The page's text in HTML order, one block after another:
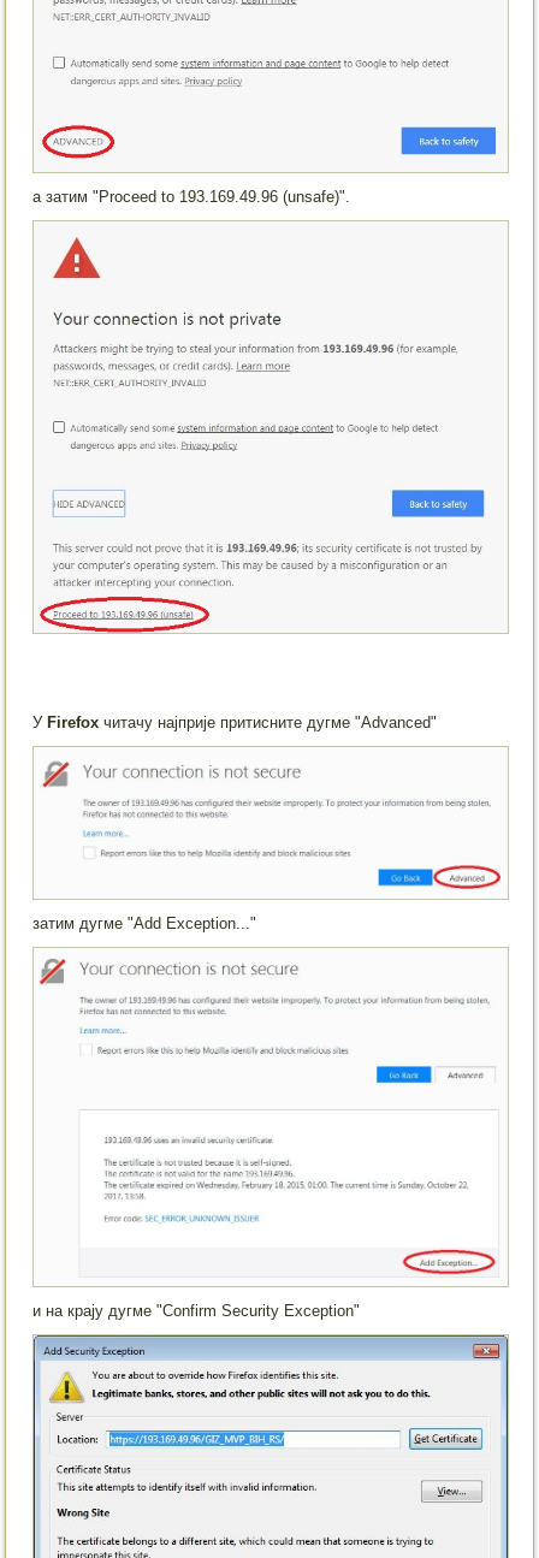
а затим "Proceed to 193.169.49.96 (unsafe)".
У Firefox читачу најприје притисните дугме "Advanced"
затим дугме "Add Exception..."
и на крају дугме "Confirm Security Exception"